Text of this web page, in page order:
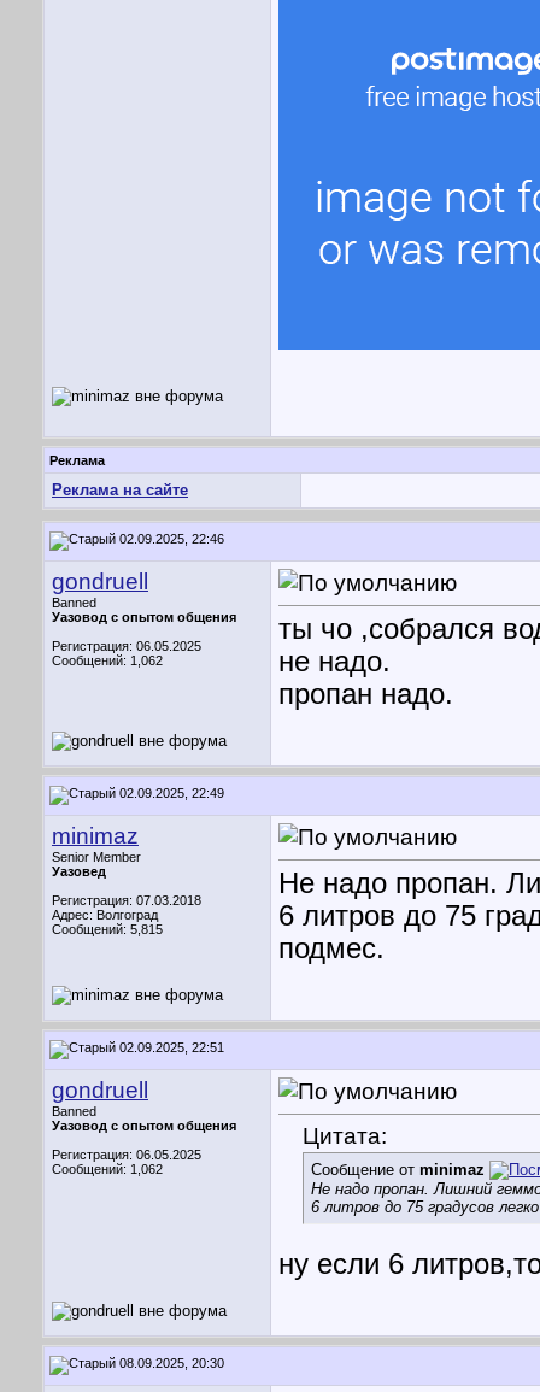
Реклама
Реклама на сайте
02.09.2025, 22:46
gondruell
Banned
Уазовод с опытом общения
Регистрация: 06.05.2025
Сообщений: 1,062
ты чо ,собрался
не надо.
пропан надо.
02.09.2025, 22:49
minimaz
Senior Member
Уазовед
Регистрация: 07.03.2018
Адрес: Волгоград
Сообщений: 5,815
Не надо пропан.
6 литров до 75
подмес.
02.09.2025, 22:51
gondruell
Banned
Уазовод с опытом общения
Регистрация: 06.05.2025
Сообщений: 1,062
Цитата:
Сообщение от minimaz
Не надо пропан. Лишний
6 литров до 75 градусов
ну если 6
08.09.2025, 20:30